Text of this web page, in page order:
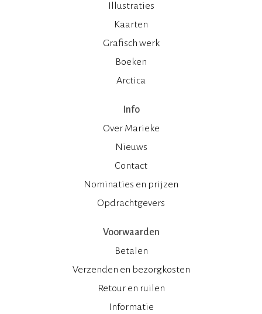
Illustraties
Kaarten
Grafisch werk
Boeken
Arctica
Info
Over Marieke
Nieuws
Contact
Nominaties en prijzen
Opdrachtgevers
Voorwaarden
Betalen
Verzenden en bezorgkosten
Retour en ruilen
Informatie